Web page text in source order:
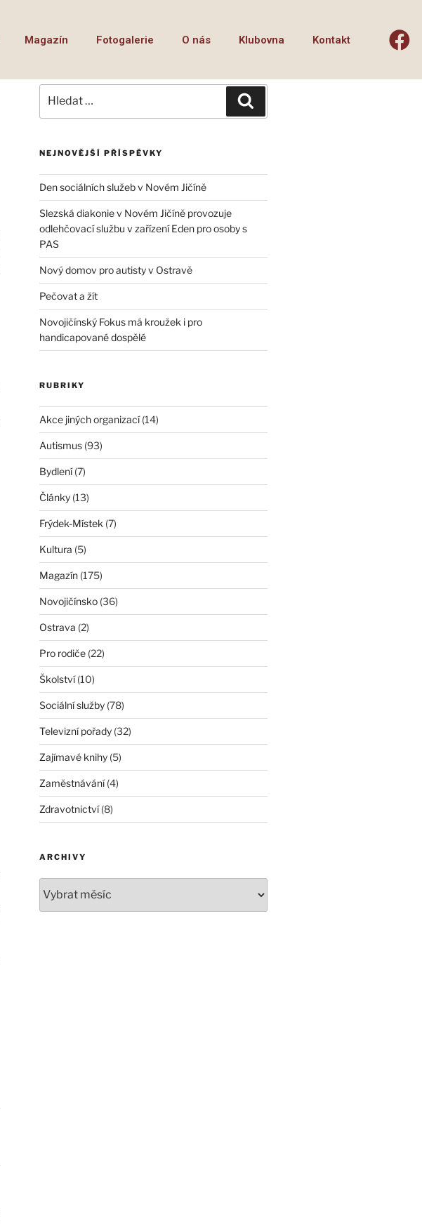
Magazín Fotogalerie O nás Klubovna Kontakt
NEJNOVĚJŠÍ PŘÍSPĚVKY
Den sociálních služeb v Novém Jičíně
Slezská diakonie v Novém Jičíně provozuje
odlehčovací službu v zařízení Eden pro osoby s
PAS
Nový domov pro autisty v Ostravě
Pečovat a žít
Novojičínský Fokus má kroužek i pro
handicapované dospělé
RUBRIKY
Akce jiných organizací(14)
Autismus(93)
Bydlení(7)
Články(13)
Frýdek-Místek (7)
Kultura (5)
Magazín(175)
Novojičínsko(36)
Ostrava (2)
Pro rodiče(22)
Školství(10)
Sociální služby(78)
Televizní pořady(32)
Zajímavé knihy(5)
Zaměstnávání(4)
Zdravotnictví(8)
ARCHIVY